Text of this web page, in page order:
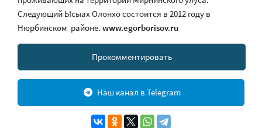
Следующий Ысыах Олонхо состоится в 2012 году в
Нюрбинском районе. www.egorborisov.ru
Прокомментировать
Наш канал в Telegram